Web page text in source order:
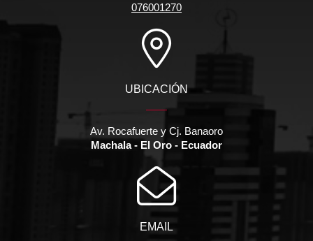
076001270
UBICACIÓN
Av. Rocafuerte y Cj. Banaoro
Machala - El Oro - Ecuador
EMAIL